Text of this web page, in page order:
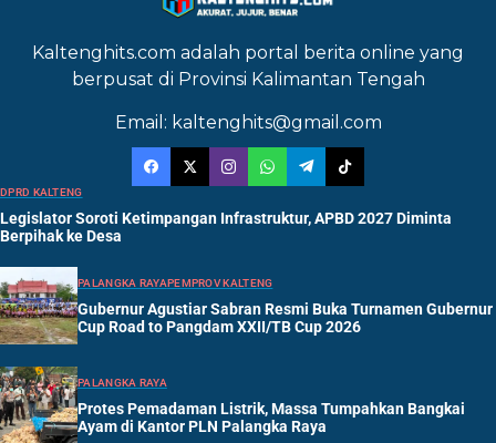
Kaltenghits.com adalah portal berita online yang
berpusat di Provinsi Kalimantan Tengah
Email: kaltenghits@gmail.com
DPRD KALTENG
Legislator Soroti Ketimpangan Infrastruktur, APBD 2027 Diminta
Berpihak ke Desa
PALANGKA RAYAPEMPROV KALTENG
Gubernur Agustiar Sabran Resmi Buka Turnamen Gubernur
Cup Road to Pangdam XXII/TB Cup 2026
PALANGKA RAYA
Protes Pemadaman Listrik, Massa Tumpahkan Bangkai
Ayam di Kantor PLN Palangka Raya